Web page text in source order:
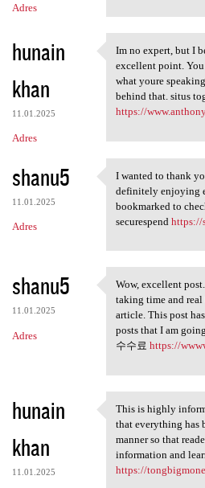
Adres
hunain
khan
11.01.2025
Adres
Im no expert,
Im no expert, but I
excellent point.
what youre
behind that. situs
https://
shanu5
11.01.2025
Adres
I wanted to
I wanted to thank
definitely enjoying
bookmarked to
securespend https://
shanu5
11.01.2025
Adres
Wow, excellent
Wow, excellent
taking time and real
article. This post
posts that I am
수수료 https://
hunain
khan
11.01.2025
This is highly
This is highly
that everything has
manner so that
information and
https://